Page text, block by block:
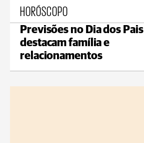
HORÓSCOPO
Previsões no Dia dos Pais
destacam família e
relacionamentos